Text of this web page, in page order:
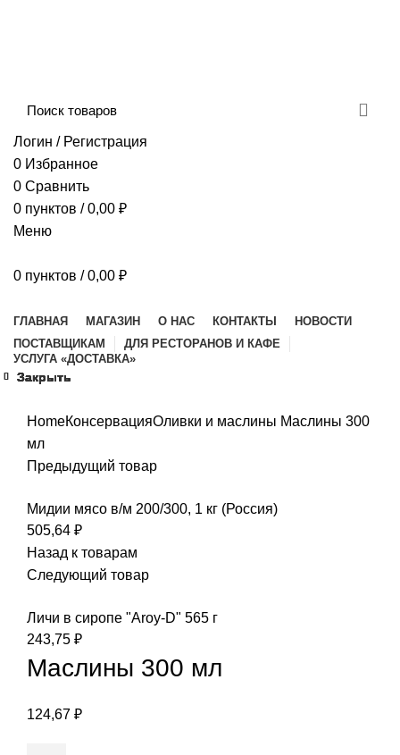
Логин / Регистрация
0 Избранное
0 Сравнить
0 пунктов / 0,00 ₽
Меню
0 пунктов / 0,00 ₽
ГЛАВНАЯ МАГАЗИН О НАС КОНТАКТЫ
НОВОСТИ
ПОСТАВЩИКАМ
ДЛЯ РЕСТОРАНОВ И КАФЕ
УСЛУГА «ДОСТАВКА»
HomeКонсервацияОливки и маслины Маслины 300
мл
Предыдущий товар
Мидии мясо в/м 200/300, 1 кг (Россия)
505,64 ₽
Назад к товарам
Следующий товар
Личи в сиропе "Aroy-D" 565 г
243,75 ₽
Маслины 300 мл
124,67 ₽
Закрыть
Закрыть
Закрыть
Закрыть
Закрыть
Закрыть
Закрыть
Закрыть